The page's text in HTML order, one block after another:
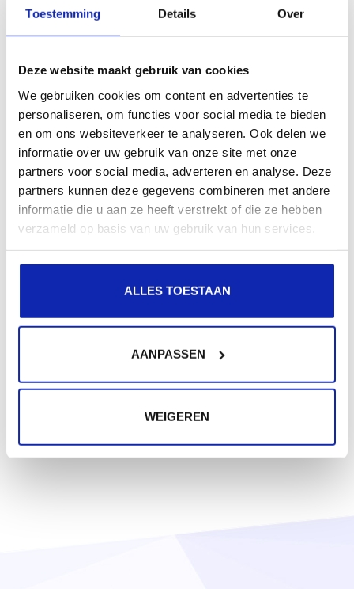
Toestemming Details Over
Deze website maakt gebruik van cookies
We gebruiken cookies om content en advertenties te
personaliseren, om functies voor social media te bieden
en om ons websiteverkeer te analyseren. Ook delen we
informatie over uw gebruik van onze site met onze
partners voor social media, adverteren en analyse. Deze
partners kunnen deze gegevens combineren met andere
informatie die u aan ze heeft verstrekt of die ze hebben
verzameld op basis van uw gebruik van hun services.
ALLES TOESTAAN
AANPASSEN
WEIGEREN